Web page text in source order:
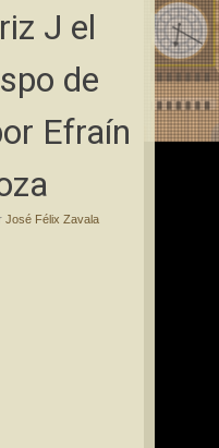
J el
de
Efraín
José Félix Zavala